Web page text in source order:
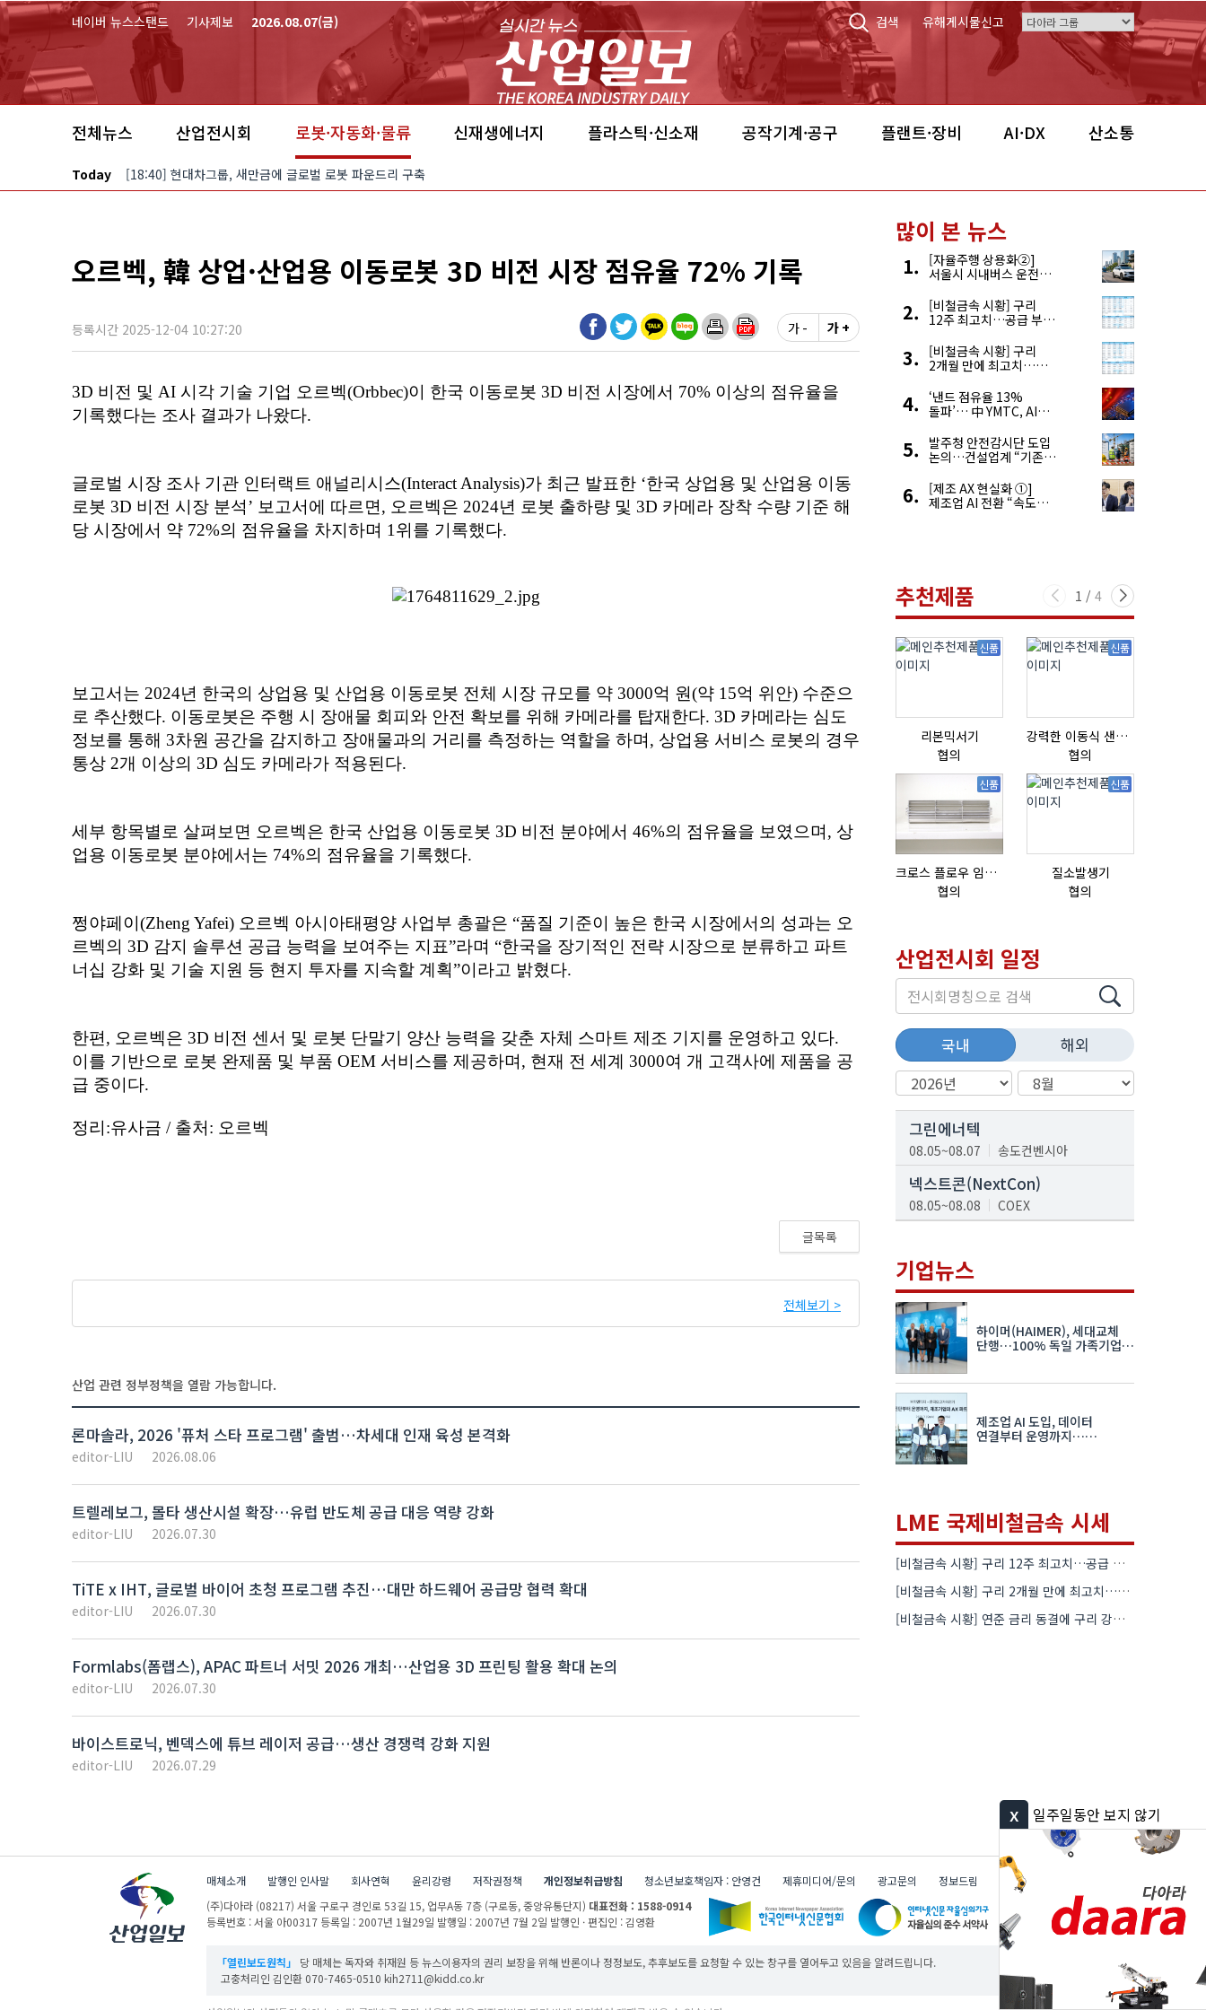
본문 바로가기
네이버 뉴스스탠드 기사제보 2026.08.07(금) 검색 유해게시물신고
전체뉴스 산업전시회 로봇·자동화·물류 신재생에너지 플라스틱·신소재 공작기계·공구 플랜트·장비 AI·DX 산소통
Today [18:40] 현대차그룹, 새만금에 글로벌 로봇 파운드리 구축
오르벡, 韓 상업·산업용 이동로봇 3D 비전 시장 점유율 72% 기록
등록시간 2025-12-04 10:27:20 가 - 가 +
글목록
전체보기 >
산업 관련 정부정책을 열람 가능합니다.
론마솔라, 2026 '퓨처 스타 프로그램' 출범…차세대 인재 육성 본격화
editor-LIU 2026.08.06
트렐레보그, 몰타 생산시설 확장…유럽 반도체 공급 대응 역량 강화
editor-LIU 2026.07.30
TiTE x IHT, 글로벌 바이어 초청 프로그램 추진…대만 하드웨어 공급망 협력 확대
editor-LIU 2026.07.30
Formlabs(폼랩스), APAC 파트너 서밋 2026 개최…산업용 3D 프린팅 활용 확대 논의
editor-LIU 2026.07.30
바이스트로닉, 벤덱스에 튜브 레이저 공급…생산 경쟁력 강화 지원
editor-LIU 2026.07.29
많이 본 뉴스
[자율주행 상용화②]
서울시 시내버스 운전자
해결한다
[비철금속 시황] 구리
12주 최고치…공급 부족
[비철금속 시황] 구리
2개월 만에 최고치…
우려 확대
‘낸드 점유율 13%
돌파’… 中 YMTC, AI
4위 맹추격
발주청 안전감시단 도입
논의…건설업계 “기존
[제조 AX 현실화 ①]
제조업 AI 전환 “속도와
추천제품 1 / 4
신품
리본믹서기
협의
신품
강력한 이동식 샌딩기 / 고급 이태리 IBIX샌드블라스터
협의
신품
크로스 플로우 임펠라
협의
신품
질소발생기
협의
산업전시회 일정
국내 해외
그린에너텍
08.05~08.07 송도컨벤시아
넥스트콘(NextCon)
08.05~08.08 COEX
08.19~08.21
K-PRINT
08.19~08.22
자율주행모빌리티산업전
08.25~08.27
차세대 반도체 패키징 산업전
08.26~08.28 수원컨벤션센터
기업뉴스
하이머(HAIMER), 세대교체
단행…100% 독일 가족기업
제조업 AI 도입, 데이터
연결부터 운영까지…
LME 국제비철금속 시세
[비철금속 시황] 구리 12주 최고치…공급 부족 우려에 강세
[비철금속 시황] 구리 2개월 만에 최고치…재고 감소에 공급 부족 우려 확대
[비철금속 시황] 연준 금리 동결에 구리 강세…공급 부족 우려도 가격 지지
무료 무료 무료
일주일동안 보지 않기
매체소개 발행인 인사말 회사연혁 윤리강령 저작권정책 개인정보취급방침 청소년보호책임자 : 안영건 제휴미디어/문의 광고문의
정보드림
(주)다아라 (08217) 서울 구로구 경인로 53길 15,업무A동 7층 (구로동, 중앙유통단지) 대표전화 : 1588-0914
등록번호 : 서울 아00317 등록일 : 2007년 1월29일 발행일 : 2007년 7월 2일 발행인 · 편집인 : 김영환 다아라 그룹
「열린보도원칙」
당 매체는 독자와 취재원 등 뉴스이용자의 권리 보장을 위해 반론이나 정정보도, 추후보도를 요청할 수 있는 창구를 열어두고 있음을 알려드립니다.
고충처리인 김인환 070-7465-0510 kih2711@kidd.co.kr